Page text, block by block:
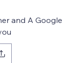
and A Google